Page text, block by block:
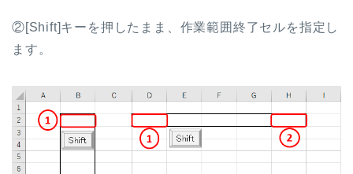
②[Shift]キーを押したまま、作業範囲終了セルを指定し
ます。